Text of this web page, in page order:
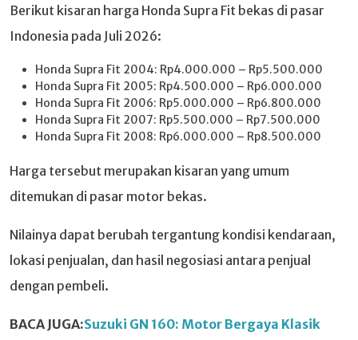
Berikut kisaran harga Honda Supra Fit bekas di pasar
Indonesia pada Juli 2026:
Honda Supra Fit 2004: Rp4.000.000 – Rp5.500.000
Honda Supra Fit 2005: Rp4.500.000 – Rp6.000.000
Honda Supra Fit 2006: Rp5.000.000 – Rp6.800.000
Honda Supra Fit 2007: Rp5.500.000 – Rp7.500.000
Honda Supra Fit 2008: Rp6.000.000 – Rp8.500.000
Harga tersebut merupakan kisaran yang umum
ditemukan di pasar motor bekas.
Nilainya dapat berubah tergantung kondisi kendaraan,
lokasi penjualan, dan hasil negosiasi antara penjual
dengan pembeli.
BACA JUGA:Suzuki GN 160: Motor Bergaya Klasik